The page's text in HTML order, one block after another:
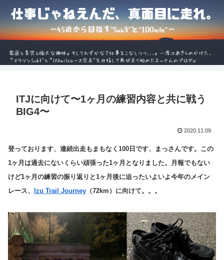
ITJに向けて〜1ヶ月の練習内容と共に戦う
BIG4〜
2020.11.09
登っております、連続出走もまもなく100日です、まっさんです。この
1ヶ月は過去にないくらい頑張った1ヶ月となりました。月報でもない
けど1ヶ月の練習の振り返りと1ヶ月後に迫ったいよいよ今年のメイン
レース、
Izu Trail Journey （72km）に向けて。。。